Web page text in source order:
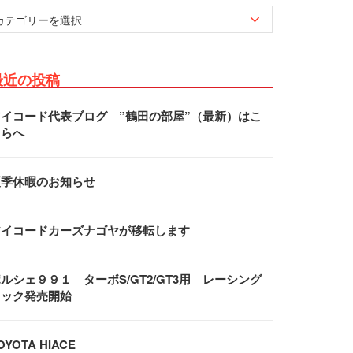
の投稿
コード代表ブログ ”鶴田の部屋”（最新）はこ
へ
休暇のお知らせ
コードカーズナゴヤが移転します
シェ９９１ ターボS/GT2/GT3用 レーシング
ク発売開始
HIACE